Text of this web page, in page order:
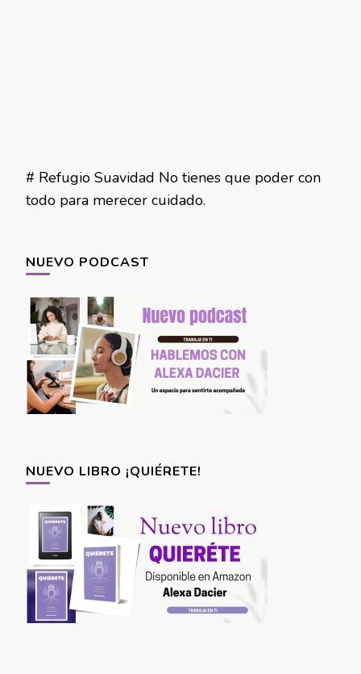
# Refugio Suavidad No tienes que poder con
todo para merecer cuidado.
NUEVO PODCAST
NUEVO LIBRO ¡QUIÉRETE!